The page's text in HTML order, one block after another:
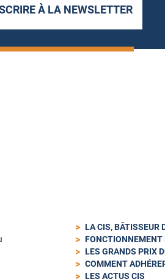
À LA NEWSLETTER
LA CIS, BÂTISSEUR
FONCTIONNEMENT
LES GRANDS PRIX
COMMENT
LES ACTUS CIS